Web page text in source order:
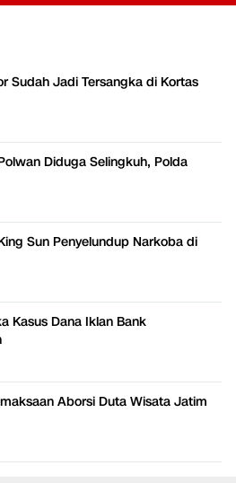
Sudah Jadi Tersangka di Kortas
Diduga Selingkuh, Polda
Sun Penyelundup Narkoba di
Kasus Dana Iklan Bank
Aborsi Duta Wisata Jatim